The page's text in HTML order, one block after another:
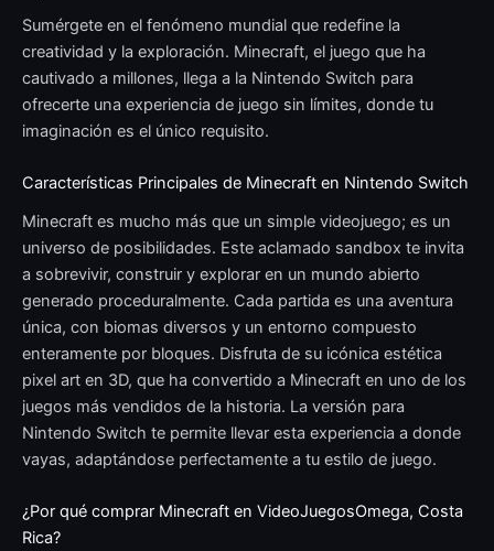
Sumérgete en el fenómeno mundial que redefine la
creatividad y la exploración. Minecraft, el juego que ha
cautivado a millones, llega a la Nintendo Switch para
ofrecerte una experiencia de juego sin límites, donde tu
imaginación es el único requisito.
Características Principales de Minecraft en Nintendo Switch
Minecraft es mucho más que un simple videojuego; es un
universo de posibilidades. Este aclamado sandbox te invita
a sobrevivir, construir y explorar en un mundo abierto
generado proceduralmente. Cada partida es una aventura
única, con biomas diversos y un entorno compuesto
enteramente por bloques. Disfruta de su icónica estética
pixel art en 3D, que ha convertido a Minecraft en uno de los
juegos más vendidos de la historia. La versión para
Nintendo Switch te permite llevar esta experiencia a donde
vayas, adaptándose perfectamente a tu estilo de juego.
¿Por qué comprar Minecraft en VideoJuegosOmega, Costa
Rica?